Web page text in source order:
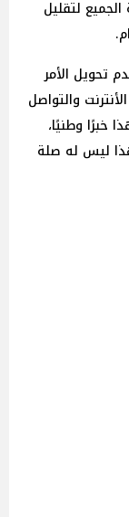
لتقليل
تحويل الأمر
والتواصل
خبرًا وطنيًا،
ليس له صلة